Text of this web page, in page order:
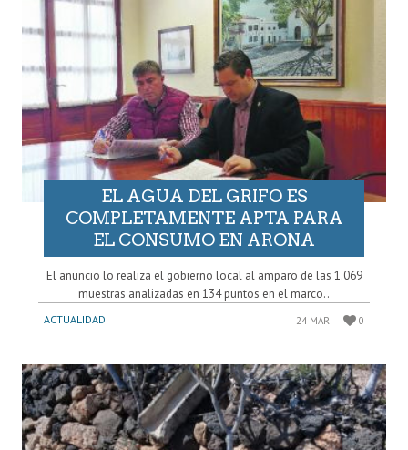
EL AGUA DEL GRIFO ES
COMPLETAMENTE APTA PARA
EL CONSUMO EN ARONA
El anuncio lo realiza el gobierno local al amparo de las 1.069
muestras analizadas en 134 puntos en el marco..
ACTUALIDAD 24 MAR 0